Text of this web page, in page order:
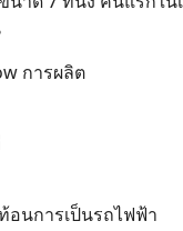
การผลิต
อนการเป็นรถไฟฟ้า